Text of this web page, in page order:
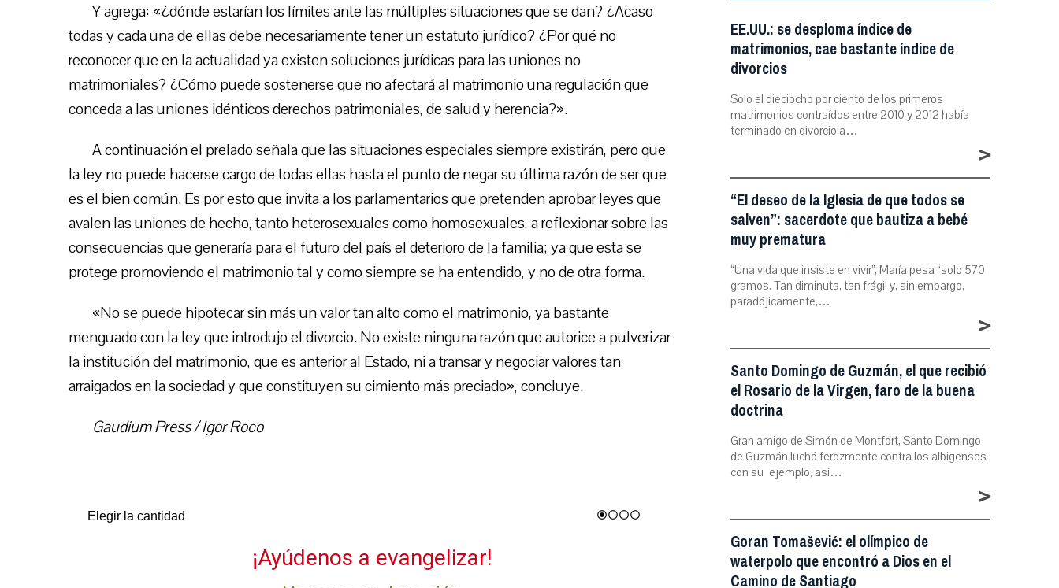
Y agrega: «¿dónde estarían los límites ante las múltiples situaciones que se dan? ¿Acaso
todas y cada una de ellas debe necesariamente tener un estatuto jurídico? ¿Por qué no
reconocer que en la actualidad ya existen soluciones jurídicas para las uniones no
matrimoniales? ¿Cómo puede sostenerse que no afectará al matrimonio una regulación que
conceda a las uniones idénticos derechos patrimoniales, de salud y herencia?».
A continuación el prelado señala que las situaciones especiales siempre existirán, pero que
la ley no puede hacerse cargo de todas ellas hasta el punto de negar su última razón de ser que
es el bien común. Es por esto que invita a los parlamentarios que pretenden aprobar leyes que
avalen las uniones de hecho, tanto heterosexuales como homosexuales, a reflexionar sobre las
consecuencias que generaría para el futuro del país el deterioro de la familia; ya que esta se
protege promoviendo el matrimonio tal y como siempre se ha entendido, y no de otra forma.
«No se puede hipotecar sin más un valor tan alto como el matrimonio, ya bastante
menguado con la ley que introdujo el divorcio. No existe ninguna razón que autorice a pulverizar
la institución del matrimonio, que es anterior al Estado, ni a transar y negociar valores tan
arraigados en la sociedad y que constituyen su cimiento más preciado», concluye.
Gaudium Press / Igor Roco
EE.UU.: se desploma índice de
matrimonios, cae bastante índice de
divorcios
Solo el dieciocho por ciento de los primeros
matrimonios contraídos entre 2010 y 2012 había
terminado en divorcio a…
>
“El deseo de la Iglesia de que todos se
salven”: sacerdote que bautiza a bebé
muy prematura
“Una vida que insiste en vivir”, María pesa “solo 570
gramos. Tan diminuta, tan frágil y, sin embargo,
paradójicamente,…
>
Santo Domingo de Guzmán, el que recibió
el Rosario de la Virgen, faro de la buena
doctrina
Gran amigo de Simón de Montfort, Santo Domingo
de Guzmán luchó ferozmente contra los albigenses
con su ejemplo, así…
>
Goran Tomašević: el olímpico de
waterpolo que encontró a Dios en el
Camino de Santiago